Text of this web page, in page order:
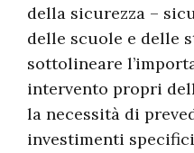
della sicurezza –
delle scuole e delle
sottolineare
intervento propri
la necessità di
investimenti